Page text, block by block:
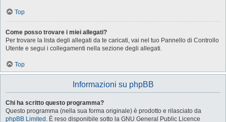
Top
Come posso trovare i miei allegati?
Per trovare la lista degli allegati da te caricati, vai nel tuo Pannello di Controllo
Utente e segui i collegamenti nella sezione degli allegati.
Top
Informazioni su phpBB
Chi ha scritto questo programma?
Questo programma (nella sua forma originale) è prodotto e rilasciato da
phpBB Limited . È reso disponibile sotto la GNU General Public Licence